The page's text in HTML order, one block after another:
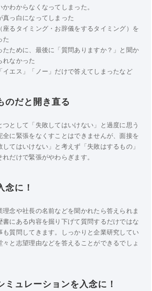
わからなくなってしまった。
真っ白になってしまった
座るタイミング・お辞儀をするタイミング）を
た
たために、最後に「質問ありますか？」と聞か
なかった
イエス」「ノー」だけで答えてしまったなど
のだと開き直る
として「失敗してはいけない」と過度に思う
全に緊張をなくすことはできませんが、面接を
てはいけない」と考えず「失敗はするもの」
だけで緊張がやわらぎます。
念に！
念や社長の名前などを聞かれたら答えられま
にある内容を掘り下げて質問するだけではな
も質問してきます。しっかりと企業研究してい
と志望理由などを答えることができるでしょ
ミュレーションを入念に！